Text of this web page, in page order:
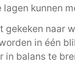
kunnen
gekeken naar
in één
in balans te